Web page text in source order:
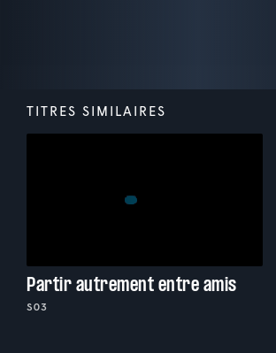
TITRES SIMILAIRES
Partir autrement entre amis
S03